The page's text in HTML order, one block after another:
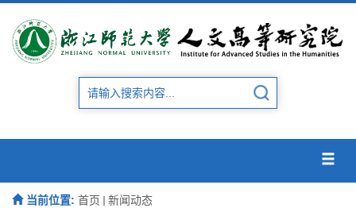
当前位置: 首页 新闻动态